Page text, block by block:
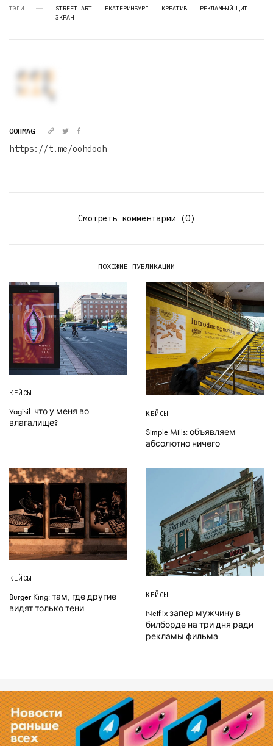
ТЭГИ STREET ART ЕКАТЕРИНБУРГ КРЕАТИВ
РЕКЛАМНЫЙ ЩИТ
ЭКРАН
OOHMAG
https://t.me/oohdooh
Смотреть комментарии (0)
ПОХОЖИЕ ПУБЛИКАЦИИ
КЕЙСЫ
Vagisil: что у меня во
влагалище?
КЕЙСЫ
Simple Mills: объявляем
абсолютно ничего
КЕЙСЫ
Burger King: там, где другие
видят только тени
КЕЙСЫ
Netflix запер мужчину в
билборде на три дня ради
рекламы фильма